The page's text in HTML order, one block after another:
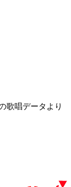
歌唱データより